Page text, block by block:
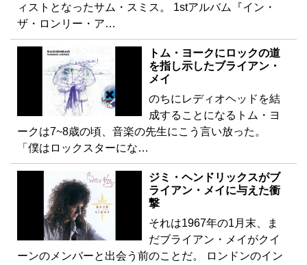
ィストとなったサム・スミス。 1stアルバム『イン・
ザ・ロンリー・ア…
トム・ヨークにロックの道
を指し示したブライアン・
メイ
のちにレディオヘッドを結
成することになるトム・ヨ
ークは7~8歳の頃、音楽の先生にこう言い放った。
「僕はロックスターにな…
ジミ・ヘンドリックスがブ
ライアン・メイに与えた衝
撃
それは1967年の1月末、ま
だブライアン・メイがクイ
ーンのメンバーと出会う前のことだ。 ロンドンのイン